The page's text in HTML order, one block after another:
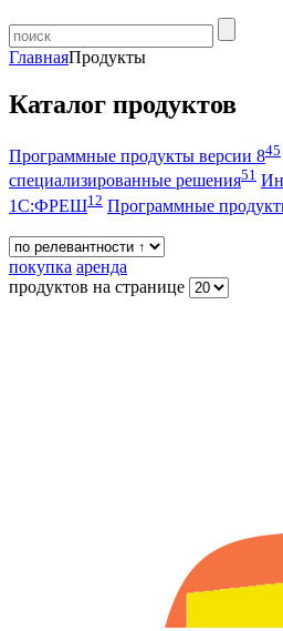
ГлавнаяПродукты
Каталог продуктов
Программные продукты версии 845
специализированные решения51
1С:ФРЕШ12 Программные
покупка аренда
продуктов на странице